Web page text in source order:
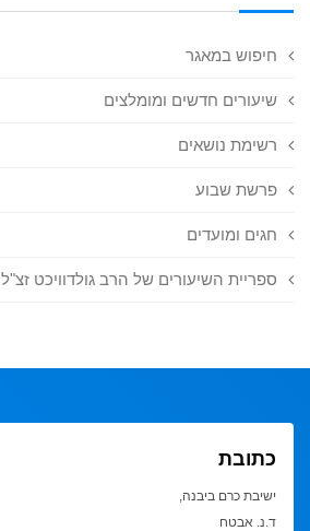
חיפוש במאגר
שיעורים חדשים ומומלצים
רשימת נושאים
פרשת שבוע
חגים ומועדים
ספריית השיעורים של הרב גולדוויכט זצ"ל
כתובת
ישיבת כרם ביבנה,
ד.נ. אבטח